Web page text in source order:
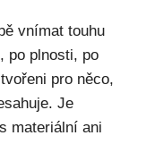
vnímat touhu
po plnosti, po
pro něco,
Je
materiální ani